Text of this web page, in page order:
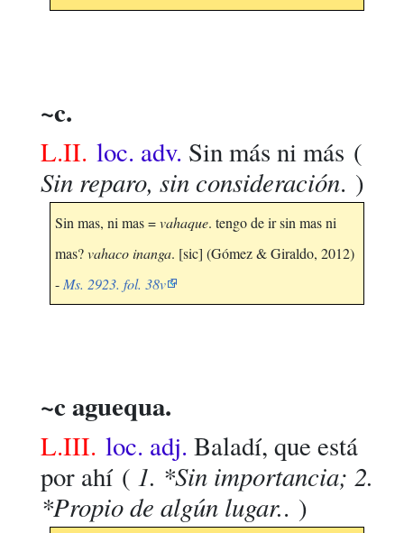
~c.
L.II. loc. adv. Sin más ni más (
Sin reparo, sin consideración. )
Sin mas, ni mas =vahaque. tengo de ir sin mas ni
mas?vahaco inanga. [sic] (Gómez & Giraldo, 2012)
- Ms. 2923. fol. 38v
~c aguequa.
L.III. loc. adj. Baladí, que está
por ahí( 1. *Sin importancia; 2.
*Propio de algún lugar.. )